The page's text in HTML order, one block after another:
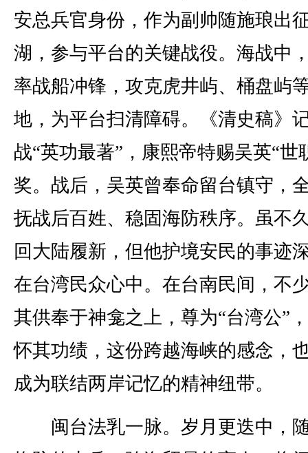
安总兵官身份，作为副帅随施琅出
湖，参与平台的关键战役。海战中
率战船冲锋，攻克虎井屿、桶盘屿
地，为平台扫清障碍。《清史稿》
战“英功最著”，康熙帝特赐吴英“世
奖。战后，吴英曾奉命留台镇守，
抚战后百姓、稳固海防秩序。虽不
回大陆履新，但他护境安民的事迹
在台湾民众心中。在台南民间，不
其供奉于神龛之上，尊为“台湾公”
怀其功绩，这份跨越海峡的感念，
成为联结两岸记忆的精神纽带。
闽台法乳一脉。岁月更迭中，